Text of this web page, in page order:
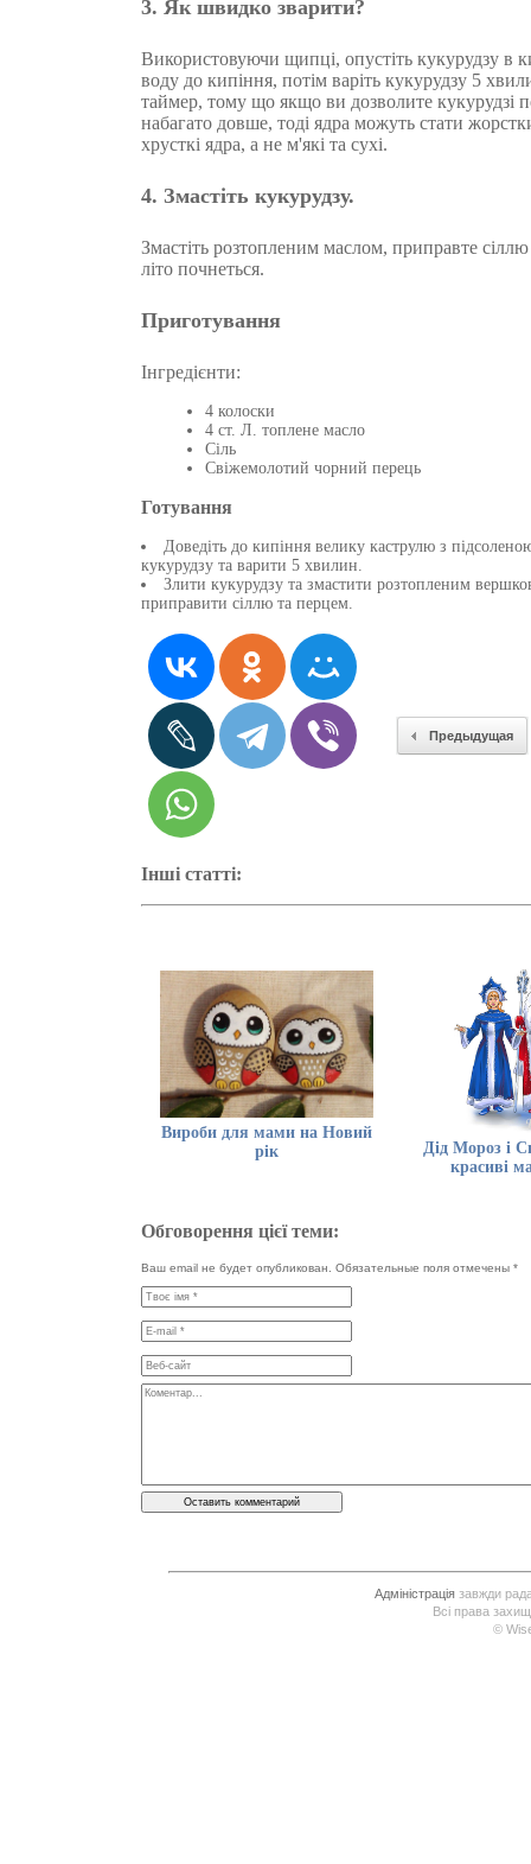
3. Як швидко зварити?
Використовуючи щипці, опустіть кукурудзу в
воду до кипіння, потім варіть кукурудзу 5
таймер, тому що якщо ви дозволите кукурудзі
набагато довше, тоді ядра можуть стати
хрусткі ядра, а не м'які та сухі.
4. Змастіть кукурудзу.
Змастіть розтопленим маслом, приправте
літо почнеться.
Приготування
Інгредієнти:
4 колоски
4 ст. Л. топлене масло
Сіль
Свіжемолотий чорний перець
Готування
Доведіть до кипіння велику каструлю з
кукурудзу та варити 5 хвилин.
Злити кукурудзу та змастити розтопленим
приправити сіллю та перцем.
Предыдущая
Інші статті:
Вироби для мами на Новий
рік
Дід Мороз і
красиві
Обговорення цієї теми:
Ваш email не будет опубликован. Обязательные поля отмечены*
Адміністраціязавжди рада
Всі права
©